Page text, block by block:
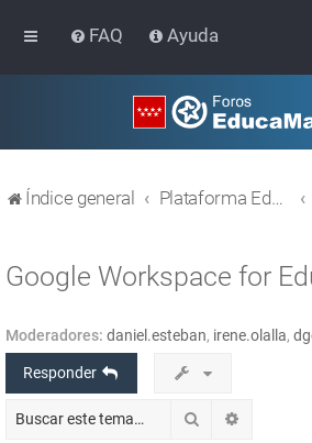
FAQ Ayuda
Índice general Plataforma Educativa EducaMadrid
Google Workspace for
Moderadores: daniel.esteban, irene.olalla,
Responder
Buscar